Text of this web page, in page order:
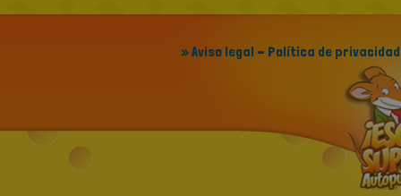
» Aviso legal - Política de privacidad